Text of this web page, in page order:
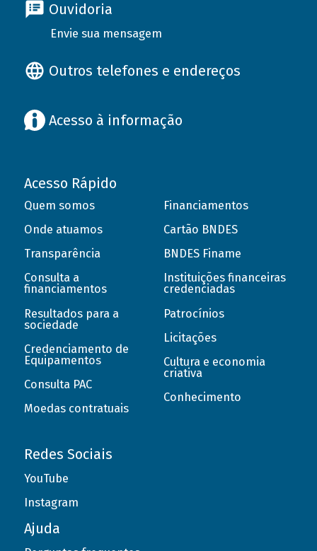
Ouvidoria
Envie sua mensagem
Outros telefones e endereços
Acesso à informação
Acesso Rápido
Quem somos
Onde atuamos
Transparência
Consulta a
financiamentos
Resultados para a
sociedade
Credenciamento de
Equipamentos
Consulta PAC
Moedas contratuais
Financiamentos
Cartão BNDES
BNDES Finame
Instituições financeiras
credenciadas
Patrocínios
Licitações
Cultura e economia
criativa
Conhecimento
Redes Sociais
YouTube
Instagram
Ajuda